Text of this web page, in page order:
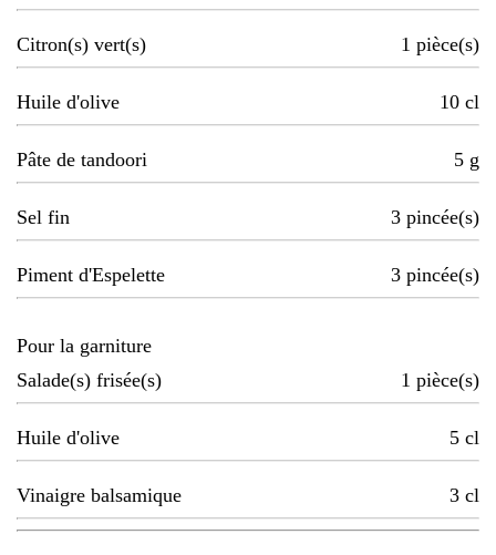
Citron(s) vert(s) 1 pièce(s)
Huile d'olive 10 cl
Pâte de tandoori 5 g
Sel fin 3 pincée(s)
Piment d'Espelette 3 pincée(s)
Pour la garniture
Salade(s) frisée(s)
1 pièce(s)
Huile d'olive 5 cl
Vinaigre balsamique 3 cl